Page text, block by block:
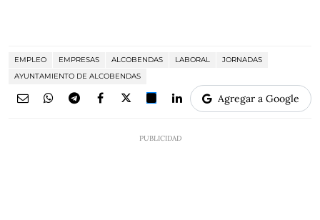
EMPLEO EMPRESAS ALCOBENDAS LABORAL
JORNADAS
AYUNTAMIENTO DE ALCOBENDAS
Agregar a Google